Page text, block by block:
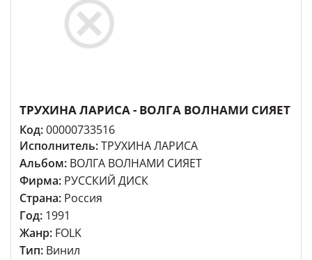
ТРУХИНА ЛАРИСА - ВОЛГА ВОЛНАМИ СИЯЕТ
Код:00000733516
Исполнитель:ТРУХИНА ЛАРИСА
Альбом: ВОЛГА ВОЛНАМИ СИЯЕТ
Фирма: РУССКИЙ ДИСК
Страна: Россия
Год: 1991
Жанр: FOLK
Тип: Винил